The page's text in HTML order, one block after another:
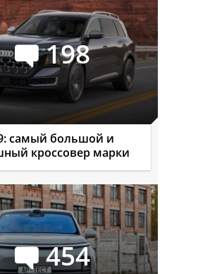
198
самый большой и
кроссовер марки
454